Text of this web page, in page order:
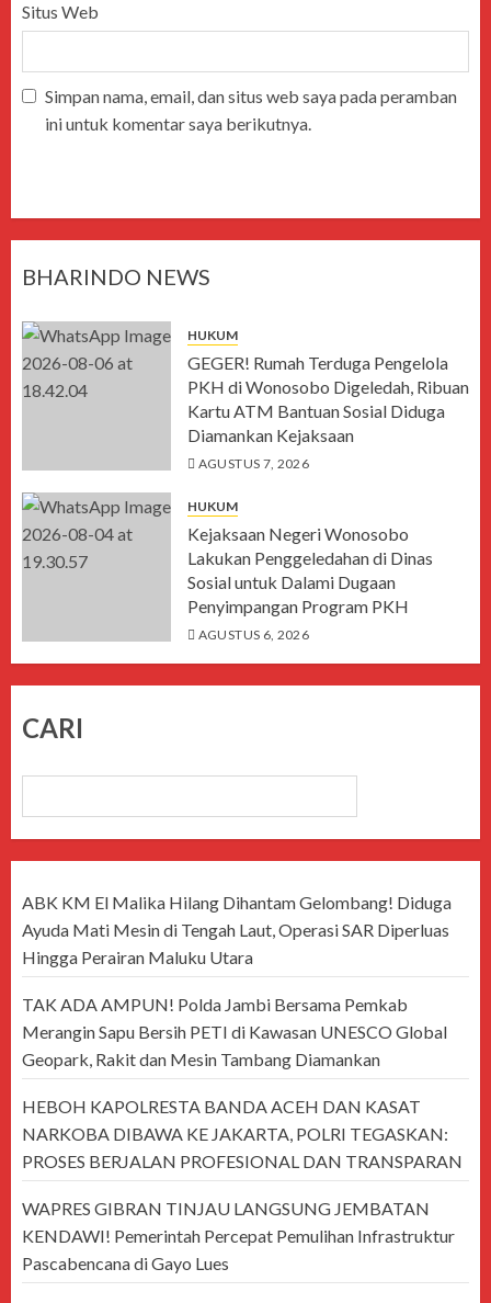
Situs Web
Simpan nama, email, dan situs web saya pada peramban
ini untuk komentar saya berikutnya.
BHARINDO NEWS
HUKUM
GEGER! Rumah Terduga Pengelola
PKH di Wonosobo Digeledah, Ribuan
Kartu ATM Bantuan Sosial Diduga
Diamankan Kejaksaan
AGUSTUS 7, 2026
HUKUM
Kejaksaan Negeri Wonosobo
Lakukan Penggeledahan di Dinas
Sosial untuk Dalami Dugaan
Penyimpangan Program PKH
AGUSTUS 6, 2026
CARI
ABK KM El Malika Hilang Dihantam Gelombang! Diduga
Ayuda Mati Mesin di Tengah Laut, Operasi SAR Diperluas
Hingga Perairan Maluku Utara
TAK ADA AMPUN! Polda Jambi Bersama Pemkab
Merangin Sapu Bersih PETI di Kawasan UNESCO Global
Geopark, Rakit dan Mesin Tambang Diamankan
HEBOH KAPOLRESTA BANDA ACEH DAN KASAT
NARKOBA DIBAWA KE JAKARTA, POLRI TEGASKAN:
PROSES BERJALAN PROFESIONAL DAN TRANSPARAN
WAPRES GIBRAN TINJAU LANGSUNG JEMBATAN
KENDAWI! Pemerintah Percepat Pemulihan Infrastruktur
Pascabencana di Gayo Lues